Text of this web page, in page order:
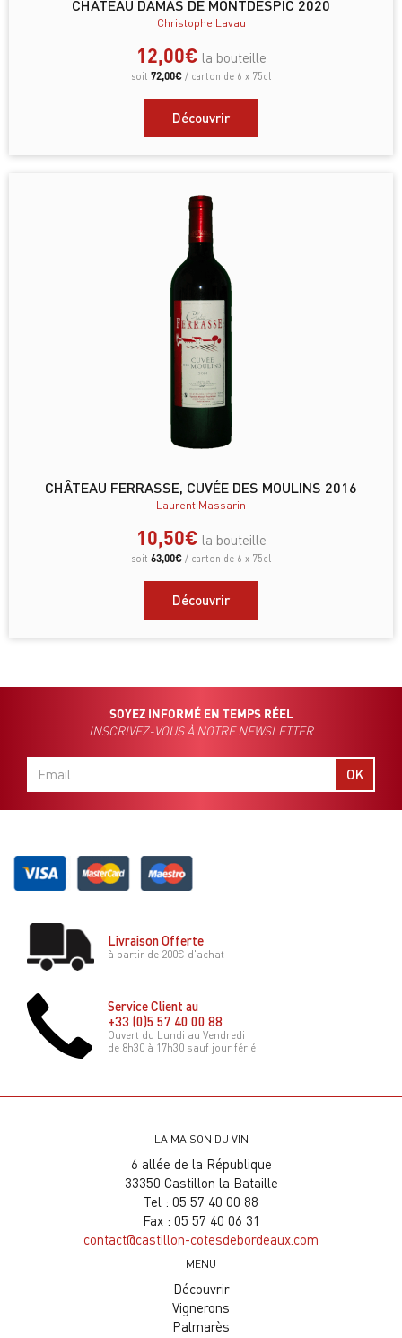
CHÂTEAU DAMAS DE MONTDESPIC 2020
Christophe Lavau
12,00€ la bouteille
soit 72,00€ / carton de 6 x 75cl
Découvrir
CHÂTEAU FERRASSE, CUVÉE DES MOULINS 2016
Laurent Massarin
10,50€ la bouteille
soit 63,00€ / carton de 6 x 75cl
Découvrir
SOYEZ INFORMÉ EN TEMPS RÉEL
INSCRIVEZ-VOUS À NOTRE NEWSLETTER
OK
Livraison Offerte
à partir de 200€ d'achat
Service Client au
+33 (0)5 57 40 00 88
Ouvert du Lundi au Vendredi
de 8h30 à 17h30 sauf jour férié
LA MAISON DU VIN
6 allée de la République
33350 Castillon la Bataille
Tel : 05 57 40 00 88
Fax : 05 57 40 06 31
contact@castillon-cotesdebordeaux.com
MENU
Découvrir
Vignerons
Palmarès